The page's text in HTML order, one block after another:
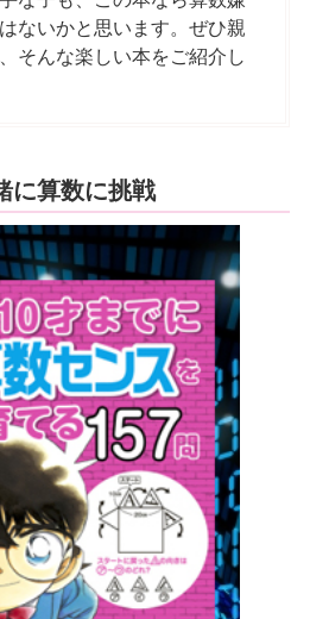
ないかと思います。ぜひ親
そんな楽しい本をご紹介し
に算数に挑戦